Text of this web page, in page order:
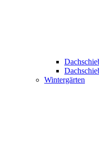
Wintergärten